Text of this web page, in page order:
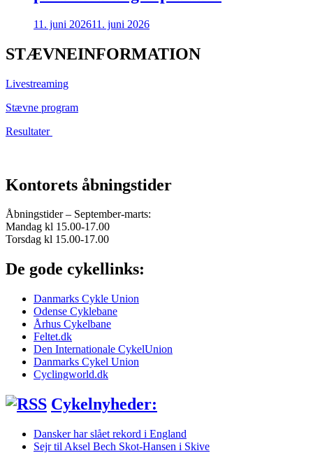
11. juni 202611. juni 2026
STÆVNEINFORMATION
Livestreaming
Stævne program
Resultater
Kontorets åbningstider
Åbningstider – September-marts:
Mandag kl 15.00-17.00
Torsdag kl 15.00-17.00
De gode cykellinks:
Danmarks Cykle Union
Odense Cyklebane
Århus Cykelbane
Feltet.dk
Den Internationale CykelUnion
Danmarks Cykel Union
Cyclingworld.dk
Cykelnyheder:
Dansker har slået rekord i England
Sejr til Aksel Bech Skot-Hansen i Skive